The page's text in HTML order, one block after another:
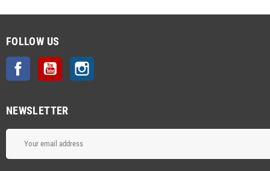
FOLLOW US
Facebook YouTube
NEWSLETTER